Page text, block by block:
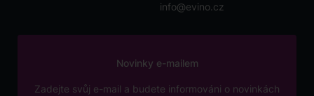
info@evino.cz
Novinky e-mailem
Zadejte svůj e-mail a budete informováni o novinkách